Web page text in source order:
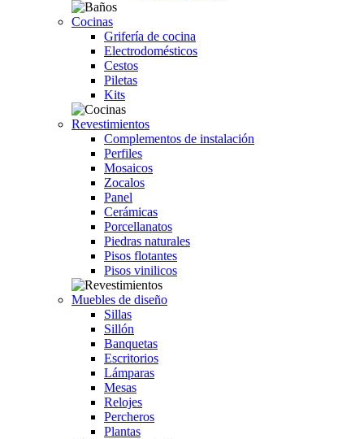
Cocinas
Grifería de cocina
Electrodomésticos
Cestos
Piletas
Kits
Revestimientos
Complementos de instalación
Perfiles
Mosaicos
Zocalos
Panel
Cerámicas
Porcellanatos
Piedras naturales
Pisos flotantes
Pisos vinilicos
Muebles de diseño
Sillas
Sillón
Banquetas
Escritorios
Lámparas
Mesas
Relojes
Percheros
Plantas